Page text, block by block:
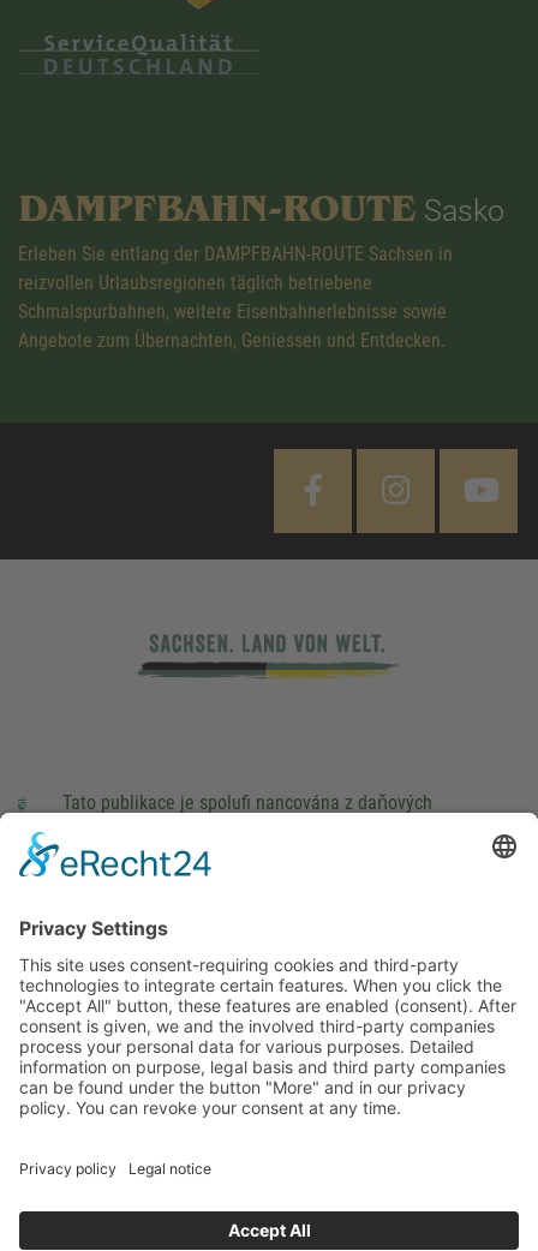
DAMPFBAHN-ROUTE Sasko
Erleben Sie entlang der DAMPFBAHN-ROUTE Sachsen in
reizvollen Urlaubsregionen täglich betriebene
Schmalspurbahnen, weitere Eisenbahnerlebnisse sowie
Angebote zum Übernachten, Geniessen und Entdecken.
Tato publikace je spolufi nancována z daňových
Saského Zemského sněmu.
This site uses consent-requiring cookies and third-party
technologies to integrate certain features. When you click the
"Accept All" button, these features are enabled (consent).
After consent is given, we and the involved third-party
companies process your personal data for various purposes.
companies can be found under the button "More" and in our